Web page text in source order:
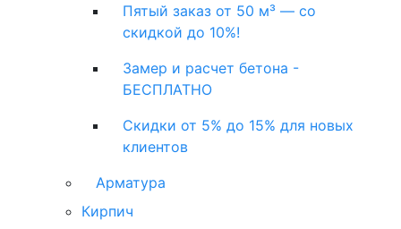
Пятый заказ от 50 м³ — со
скидкой до 10%!
Замер и расчет бетона -
БЕСПЛАТНО
Скидки от 5% до 15% для новых
клиентов
Арматура
Кирпич